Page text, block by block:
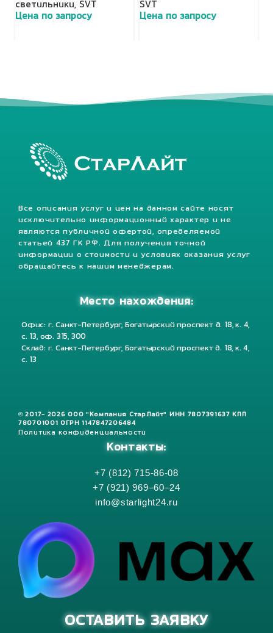
светильники, SVT
Цена по запросу
SVT
Цена по запросу
Все описания услуг и цен на данном сайте носят
исключительно информационный характер и не
являются публичной офертой, определяемой
статьей 437 ГК РФ. Для получения точной
информации о стоимости и условиях оказания услуг
обращайтесь к нашим менеджерам.
Место нахождения:
Офис: г. Санкт-Петербург, Богатырский проспект д. 18, к. 4,
с. 13, оф. 315, 300
Склад: г. Санкт-Петербург, Богатырский проспект д. 18, к. 4,
с. 13
© 2017- 2026 ООО "Компания СтарЛайт" ИНН 7807391637 КПП
780701001 ОГРН 1147847206484
Политика конфиденциальности
Контакты:
+7 (812) 715-86-08
+7 (921) 969–60–24
info@starlight24.ru
ОСТАВИТЬ ЗАЯВКУ